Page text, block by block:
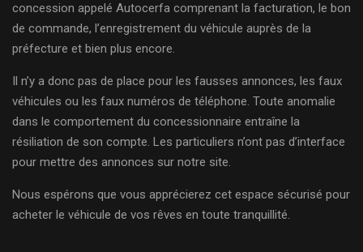
concession appelé Autocerfa comprenant la facturation, le bon
de commande, l’enregistrement du véhicule auprès de la
préfecture et bien plus encore.
Il n’y a donc pas de place pour les fausses annonces, les faux
véhicules ou les faux numéros de téléphone. Toute anomalie
dans le comportement du concessionnaire entraîne la
résiliation de son compte. Les particuliers n’ont pas d’interface
pour mettre des annonces sur notre site.
Nous espérons que vous apprécierez cet espace sécurisé pour
acheter le véhicule de vos rêves en toute tranquillité.